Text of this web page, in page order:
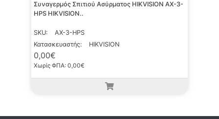
Συναγερμός Σπιτιού Ασύρματος HIKVISION AX-3-
HPS HIKVISION..
SKU:
AX-3-HPS
Κατασκευαστής:
HIKVISION
0,00€
Χωρίς ΦΠΑ: 0,00€